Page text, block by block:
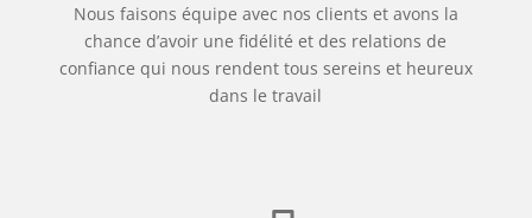
Nous faisons équipe avec nos clients et avons la
chance d’avoir une fidélité et des relations de
confiance qui nous rendent tous sereins et heureux
dans le travail